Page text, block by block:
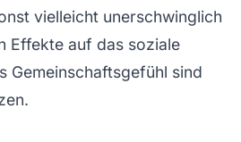
vielleicht unerschwinglich
Effekte auf das soziale
Gemeinschaftsgefühl sind